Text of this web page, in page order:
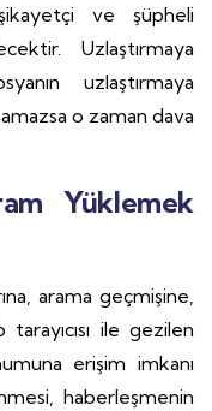
ve şüpheli
Uzlaştırmaya
uzlaştırmaya
o zaman dava
Yüklemek
arama geçmişine,
ile gezilen
erişim imkanı
haberleşmenin